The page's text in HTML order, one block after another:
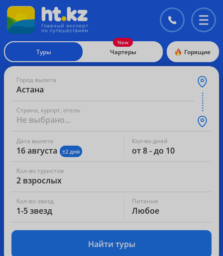
Контакты
меню
Туры Чартеры Горящие
Город вылета
Астана
Страна, курорт, отель
Не выбрано...
Дата вылета
16 августа ±2 дня
Кол-во дней
от 8 - до 10
Кол-во туристов
2 взрослых
Кол-во звезд
1-5 звезд
Питание
Любое
Найти туры